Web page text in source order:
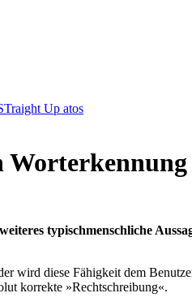
Up atos
Worterkennung
typischmenschliche
wird diese Fähigkeit dem
korrekte »Rechtschreibung«.